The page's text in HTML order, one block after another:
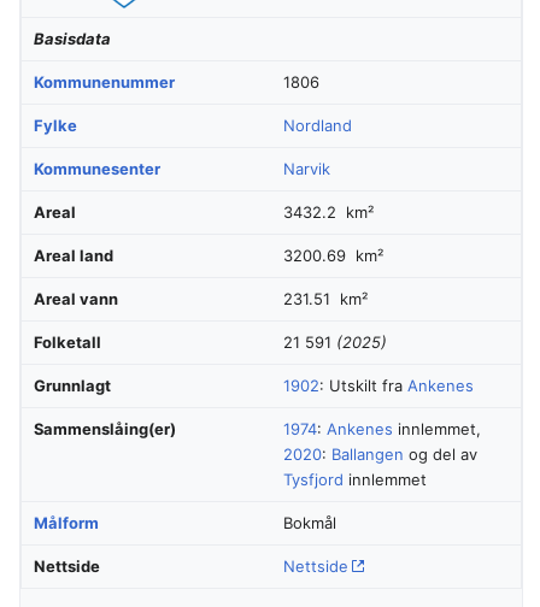
Basisdata
Kommunenummer 1806
Fylke Nordland
Kommunesenter Narvik
Areal 3432.2 km²
Areal land 3200.69 km²
Areal vann 231.51 km²
Folketall 21 591 (2025)
Grunnlagt 1902: Utskilt fra Ankenes
Sammenslåing(er) 1974: Ankenes innlemmet,
2020: Ballangen og del av
Tysfjord innlemmet
Målform Bokmål
Nettside Nettside